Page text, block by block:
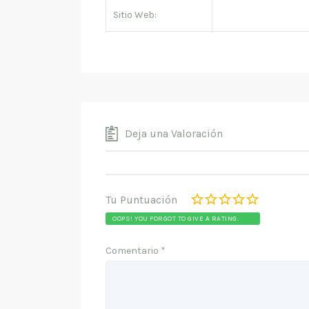
Sitio Web:
Deja una Valoración
Tu Puntuación
OOPS! YOU FORGOT TO GIVE A RATING.
Comentario *